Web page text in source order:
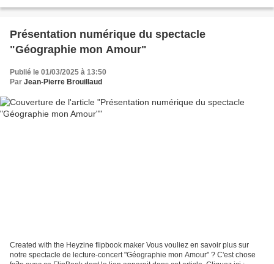
Présentation numérique du spectacle
"Géographie mon Amour"
Publié le 01/03/2025 à 13:50
Par Jean-Pierre Brouillaud
Created with the Heyzine flipbook maker Vous vouliez en savoir plus sur
notre spectacle de lecture-concert "Géographie mon Amour" ? C'est chose